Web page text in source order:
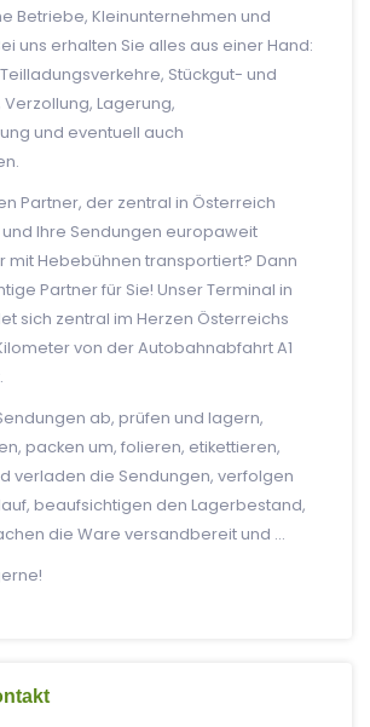
Betriebe, Kleinunternehmen und
uns erhalten Sie alles aus einer Hand:
Stückgut- und
Lagerung,
und eventuell auch
Partner, der zentral in Österreich
Ihre Sendungen europaweit
mit Hebebühnen transportiert? Dann
Partner für Sie! Unser Terminal in
sich zentral im Herzen Österreichs
von der Autobahnabfahrt A1
ab, prüfen und lagern,
packen um, folieren, etikettieren,
verladen die Sendungen, verfolgen
beaufsichtigen den Lagerbestand,
die Ware versandbereit und …